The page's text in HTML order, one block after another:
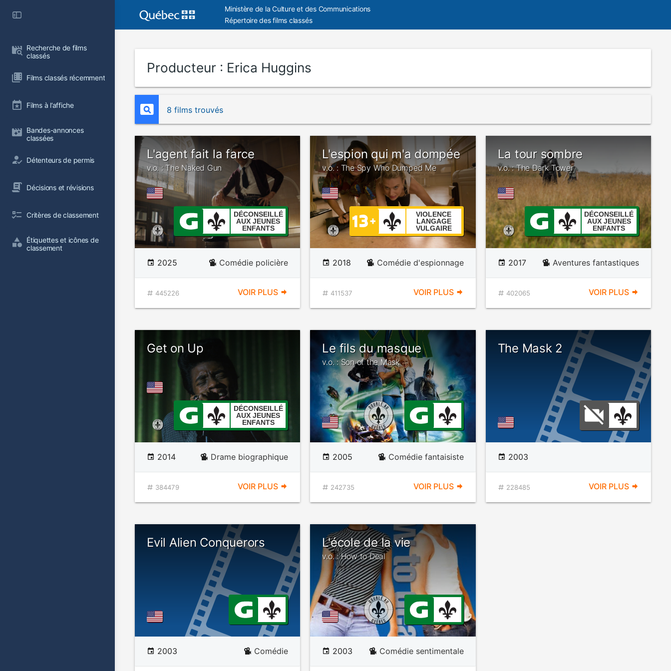
Recherche de films
classés
Films classés récemment
Films à l’affiche
Bandes-annonces
classées
Détenteurs de permis
Décisions et révisions
Critères de classement
Étiquettes et icônes de
classement
Ministère de la Culture et des Communications
Répertoire des films classés
Producteur : Erica Huggins
8 films trouvés
L'agent fait la farce
v.o. : The Naked Gun
DÉCONSEILLÉ
AUX JEUNES
ENFANTS
2025 Comédie policière
445226 VOIR PLUS
L'espion qui m'a dompée
v.o. : The Spy Who Dumped Me
VIOLENCE
LANGAGE
VULGAIRE
2018 Comédie d'espionnage
411537 VOIR PLUS
La tour sombre
v.o. : The Dark Tower
DÉCONSEILLÉ
AUX JEUNES
ENFANTS
2017 Aventures fantastiques
402065 VOIR PLUS
Get on Up
DÉCONSEILLÉ
AUX JEUNES
ENFANTS
2014 Drame biographique
384479 VOIR PLUS
Le fils du masque
v.o. : Son of the Mask
2005 Comédie fantaisiste
242735 VOIR PLUS
The Mask 2
2003
228485 VOIR PLUS
Evil Alien Conquerors
2003 Comédie
L'école de la vie
v.o. : How to Deal
2003 Comédie sentimentale